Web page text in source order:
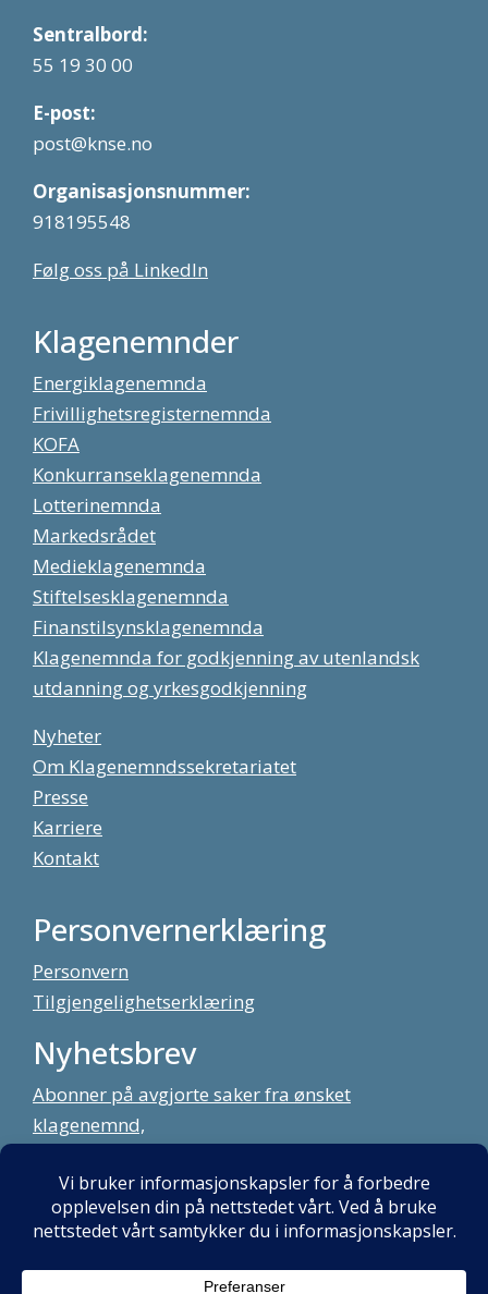
Sentralbord:
55 19 30 00
E-post:
post@knse.no
Organisasjonsnummer:
918195548
Følg oss på LinkedIn
Klagenemnder
Energiklagenemnda
Frivillighetsregisternemnda
KOFA
Konkurranseklagenemnda
Lotterinemnda
Markedsrådet
Medieklagenemnda
Stiftelsesklagenemnda
Finanstilsynsklagenemnda
Klagenemnda for godkjenning av utenlandsk
utdanning og yrkesgodkjenning
Nyheter
Om Klagenemndssekretariatet
Presse
Karriere
Kontakt
Personvernerklæring
Personvern
Tilgjengelighetserklæring
Nyhetsbrev
Abonner på avgjorte saker fra ønsket
klagenemnd,